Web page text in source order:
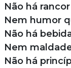
Não há
Nem humor
Não há
Nem
Não há